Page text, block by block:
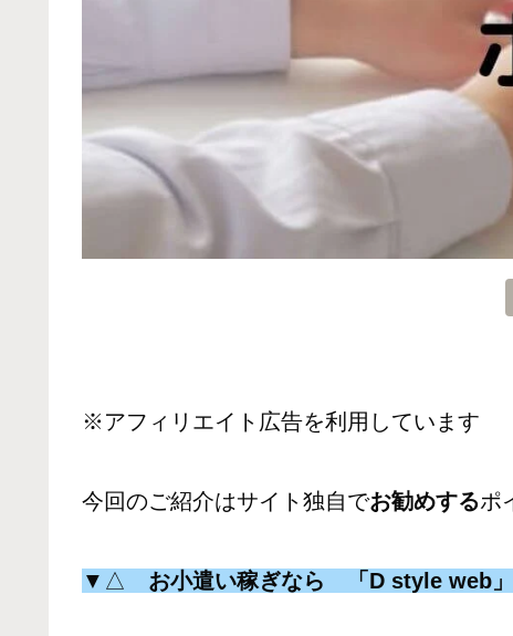
※アフィリエイト広告を利用しています
今回のご紹介はサイト独自でお勧めするポ
▼△ お小遣い稼ぎなら 「D style web」